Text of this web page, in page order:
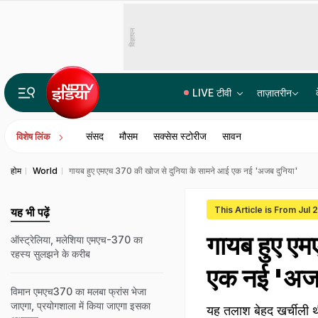
विज्ञापन
LIVE टीवी ताज़ातरीन
विशेष लिंक संसद मौसम सक्सेस स्टोरीज सावन
होम World गायब हुए एमएच 370 की खोज से दुनिया के सामने आई एक नई 'अजब दुनिया'
This Article is From Jul
गायब हुए
एक नई
यह तलाश बेहद खर्चीली
यह भी पढ़ें
ऑस्ट्रेलिया, मलेशिया एमएच-370 का
रहस्य सुलझने के करीब
विमान एमएच370 का मलबा फ्रांस भेजा
जाएगा, प्रयोगशाला में किया जाएगा इसका